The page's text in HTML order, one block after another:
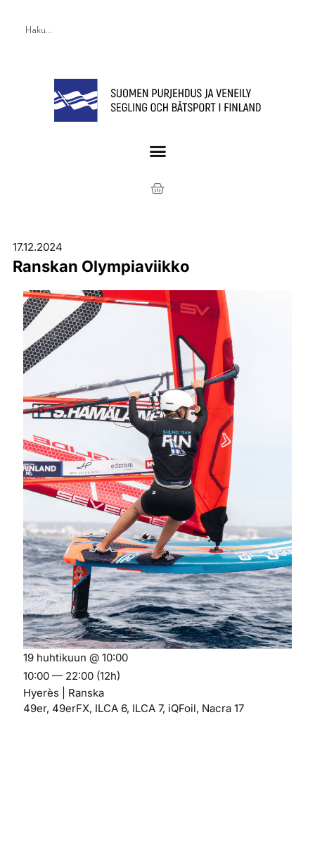
17.12.2024
Ranskan Olympiaviikko
19 huhtikuun @ 10:00
10:00 — 22:00 (12h)
Hyerès | Ranska
49er, 49erFX, ILCA 6, ILCA 7, iQFoil, Nacra 17